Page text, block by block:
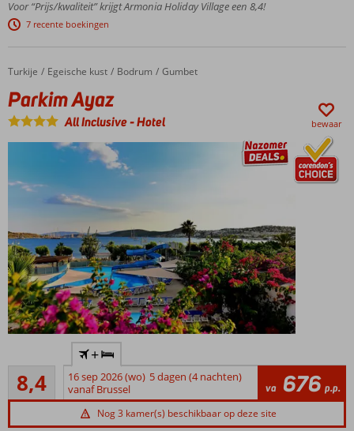
glijbanen
carterestaurants
Leuke
voor jong
én oud
Voor “Prijs/kwaliteit” krijgt Armonia Holiday Village een 8,4!
7 recente boekingen
Home
Turkije Egeische kust Bodrum Gumbet
Parkim Ayaz
Parkim Ayaz
All Inclusive-Hotel bewaar
the year
award
Gümbet
8,4Zeer goed
620
beoordelingen
+
16 sep 2026 (wo) 5 dagen (4 nachten)
vanaf Brussel
va 676 p.p.
Nog 3 kamer(s) beschikbaar op deze site